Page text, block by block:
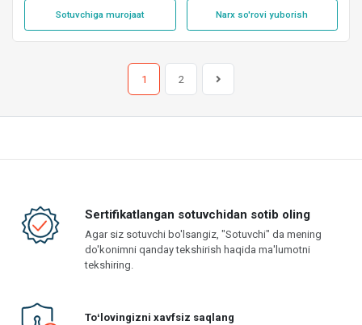
Sotuvchiga murojaat Narx so'rovi yuborish
1 2
Sertifikatlangan sotuvchidan sotib oling
Agar siz sotuvchi bo'lsangiz, "Sotuvchi" da mening
do'konimni qanday tekshirish haqida ma'lumotni
tekshiring.
Toʻlovingizni xavfsiz saqlang